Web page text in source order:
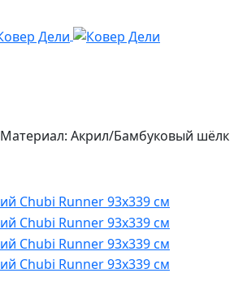
Материал: Акрил/Бамбуковый шёлк